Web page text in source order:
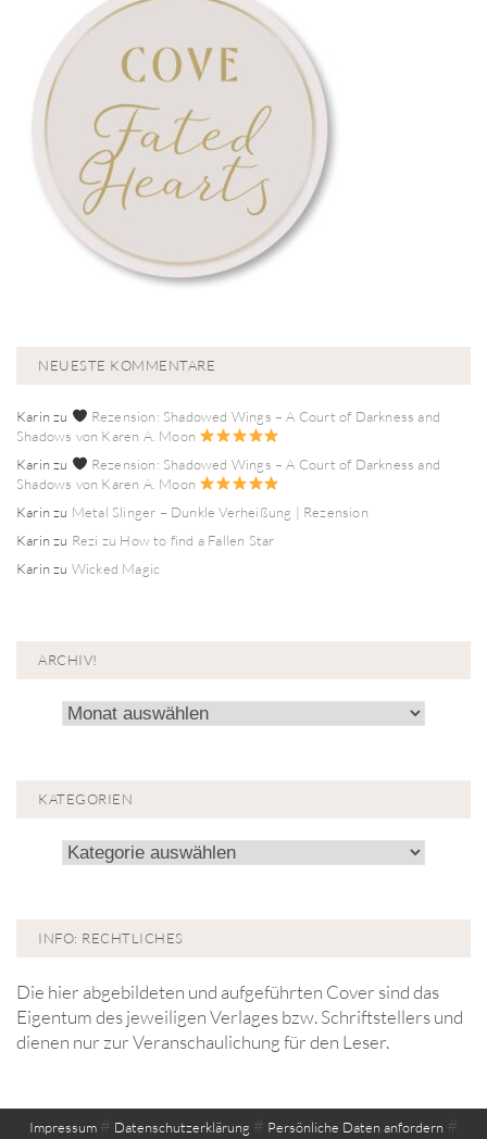
NEUESTE KOMMENTARE
Karinzu
Rezension: Shadowed Wings – A Court of Darkness and
Shadows von Karen A. Moon
Karinzu
Rezension: Shadowed Wings – A Court of Darkness and
Shadows von Karen A. Moon
Karinzu Metal Slinger – Dunkle Verheißung | Rezension
Karinzu Rezi zu How to find a Fallen Star
Karinzu Wicked Magic
ARCHIV!
Archiv!
KATEGORIEN
Kategorien
INFO: RECHTLICHES
Die hier abgebildeten und aufgeführten Cover sind das
Eigentum des jeweiligen Verlages bzw. Schriftstellers und
dienen nur zur Veranschaulichung für den Leser.
Impressum # Datenschutzerklärung # Persönliche Daten anfordern #